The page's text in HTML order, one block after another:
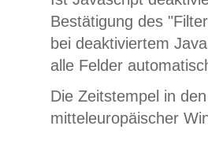
Bestätigung des
bei deaktiviertem
alle Felder
Die Zeitstempel in
mitteleuropäischer